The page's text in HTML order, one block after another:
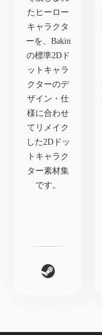
たヒーロー
キャラクタ
ーを、Bakin
の標準2Dド
ットキャラ
クターのデ
ザイン・仕
様に合わせ
てリメイク
した2Dドッ
トキャラク
ター素材集
です。